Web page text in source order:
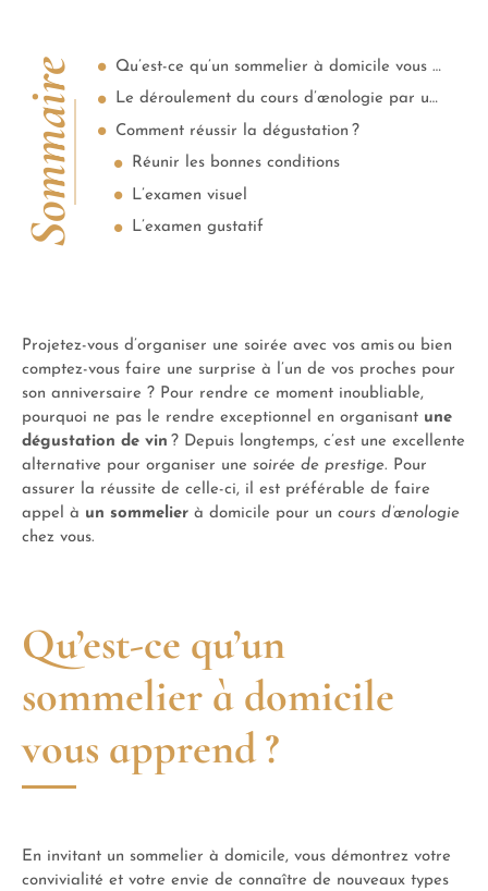
Sommaire
Qu’est-ce qu’un sommelier à domicile vous apprend ?
Le déroulement du cours d’œnologie par un sommelier
Comment réussir la dégustation ?
Réunir les bonnes conditions
L’examen visuel
L’examen gustatif
Projetez-vous d’organiser une soirée avec vos amis ou bien
comptez-vous faire une surprise à l’un de vos proches pour
son anniversaire ? Pour rendre ce moment inoubliable,
pourquoi ne pas le rendre exceptionnel en organisant une
dégustation de vin ? Depuis longtemps, c’est une excellente
alternative pour organiser une soirée de prestige. Pour
assurer la réussite de celle-ci, il est préférable de faire
appel à un sommelier à domicile pour un cours d’œnologie
chez vous.
Qu’est-ce qu’un
sommelier à domicile
vous apprend ?
En invitant un sommelier à domicile, vous démontrez votre
convivialité et votre envie de connaître de nouveaux types